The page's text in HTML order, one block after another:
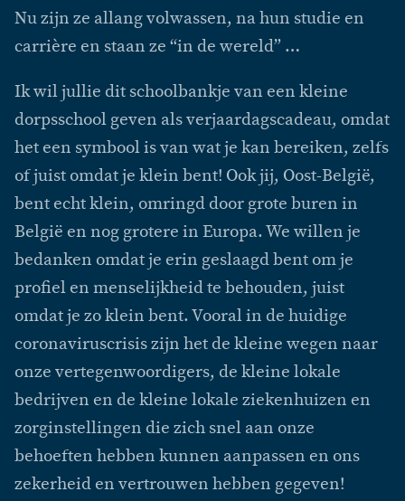
Nu zijn ze allang volwassen, na hun studie en
carrière en staan ze “in de wereld” …
Ik wil jullie dit schoolbankje van een kleine
dorpsschool geven als verjaardagscadeau, omdat
het een symbool is van wat je kan bereiken, zelfs
of juist omdat je klein bent! Ook jij, Oost-België,
bent echt klein, omringd door grote buren in
België en nog grotere in Europa. We willen je
bedanken omdat je erin geslaagd bent om je
profiel en menselijkheid te behouden, juist
omdat je zo klein bent. Vooral in de huidige
coronaviruscrisis zijn het de kleine wegen naar
onze vertegenwoordigers, de kleine lokale
bedrijven en de kleine lokale ziekenhuizen en
zorginstellingen die zich snel aan onze
behoeften hebben kunnen aanpassen en ons
zekerheid en vertrouwen hebben gegeven!